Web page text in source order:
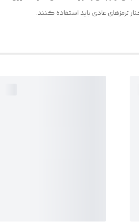
ترمزهای عادی باید استفاده کنند.